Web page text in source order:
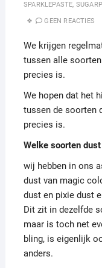
SPARKLEPASTE,
GEEN REACTIES
We krijgen
tussen alle
precies is.
We hopen dat het
tussen de soorten
precies is.
Welke soorten
wij hebben in ons
dust van magic
dust en pixie dust
Dit zit in dezelfde
maar is toch net
bling, is eigenlijk
anders.